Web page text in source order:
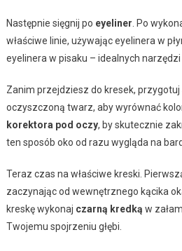
Następnie sięgnij po eyeliner . Po
właściwe linie, używając eyelinera w
eyelinera w pisaku – idealnych narzędzi
Zanim przejdziesz do kresek, przygotuj
oczyszczoną twarz, aby wyrównać
korektora pod oczy, by skutecznie
ten sposób oko od razu wygląda na
Teraz czas na właściwe kreski.
zaczynając od wewnętrznego kącika
kreskę wykonaj czarną kredką w
Twojemu spojrzeniu głębi.